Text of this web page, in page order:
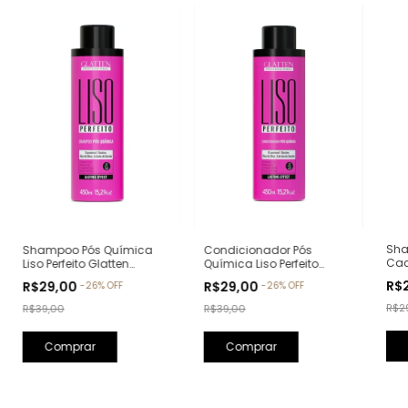
Shampoo Pós Química
Liso Perfeito Glatten
R$29,00 -26%OFF
R$39,00
Condicionador Pós
Química Liso Perfeito
450ml
R$29,00-26%OFF
R$39,00